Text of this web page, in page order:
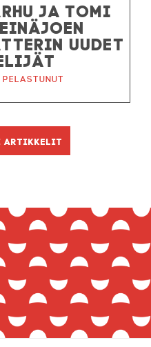
JA TOMI
UUDET
pelastunut
artikkelit